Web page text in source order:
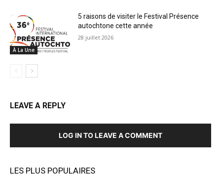
À La Une
5 raisons de visiter le Festival Présence
autochtone cette année
28 juillet 2026
LEAVE A REPLY
LOG IN TO LEAVE A COMMENT
LES PLUS POPULAIRES